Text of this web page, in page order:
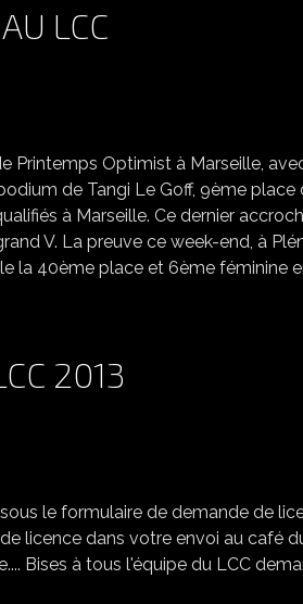
LCC
6-7 MAI
Printemps Optimist à Marseille,
de Tangi Le Goff, 9ème place
à Marseille. Ce dernier
V. La preuve ce week-end, à
la 40ème place et 6ème féminine
2013
DEMANDES
le formulaire de demande de
licence dans votre envoi au café
Bises à tous l'équipe du LCC